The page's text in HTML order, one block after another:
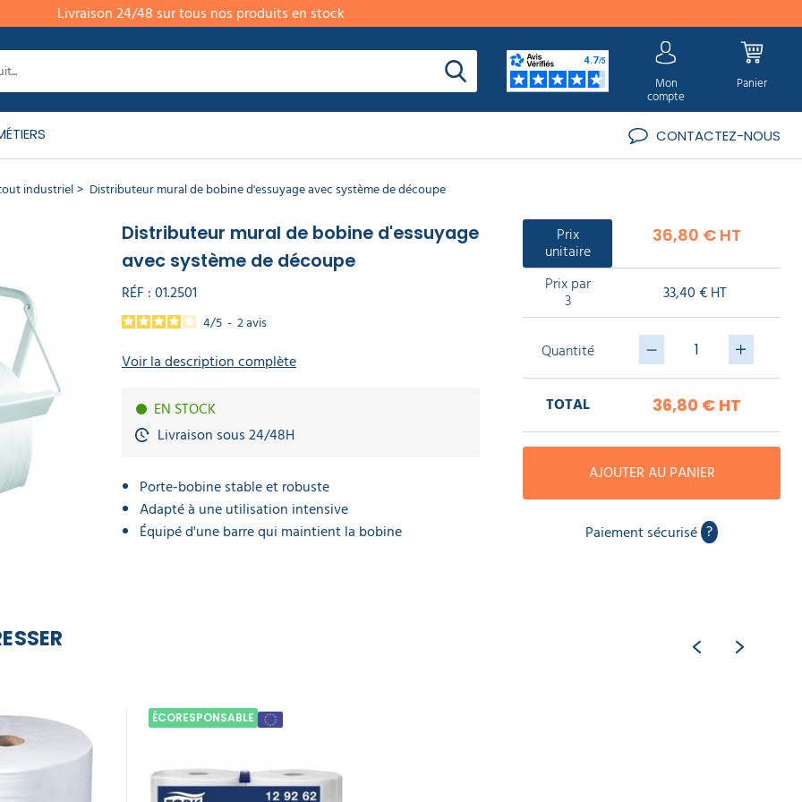
Livraison 24/48 sur tous nos produits en stock
Mon
compte
Panier
CONTACTEZ-NOUS
industriel Distributeur mural de bobine d'essuyage avec système de découpe
Distributeur mural de bobine d'essuyage
avec système de découpe
RÉF :01.2501
4/5 - 2avis
Voir la description complète
EN STOCK
Livraison sous 24/48H
Porte-bobine stable et robuste
Adapté à une utilisation intensive
Équipé d'une barre qui maintient la bobine
Prix
unitaire
36,80 € HT
Prix par
3 33,40 € HT
Quantité
TOTAL 36,80 € HT
AJOUTER AU PANIER
Paiement sécurisé ?
ÉCORESPONSABLE